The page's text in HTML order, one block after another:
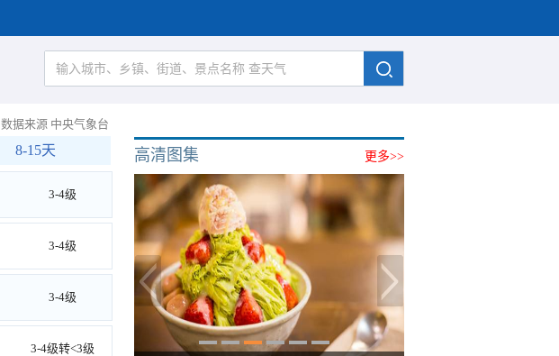
数据来源 中央气象台
8-15天
3-4级
3-4级
3-4级
3-4级转<3级
更多>>
高清图集